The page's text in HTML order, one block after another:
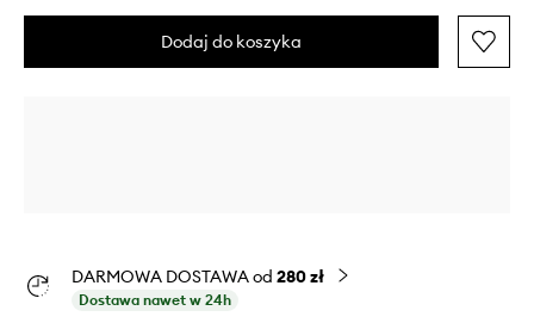
Dodaj do koszyka
DARMOWA DOSTAWA od 280 zł
Dostawa nawet w 24h